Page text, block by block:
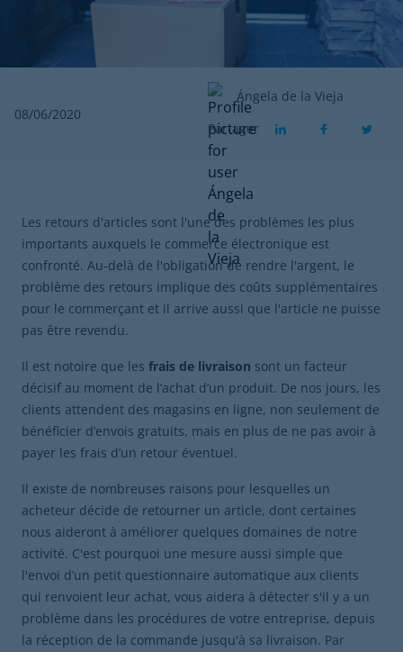
08/06/2020
Ángela de la Vieja
Partager
Les retours d'articles sont l'une des problèmes les plus
importants auxquels le commerce électronique est
confronté. Au-delà de l'obligation de rendre l'argent, le
problème des retours implique des coûts supplémentaires
pour le commerçant et il arrive aussi que l'article ne puisse
pas être revendu.
Il est notoire que les frais de livraison sont un facteur
décisif au moment de l’achat d’un produit. De nos jours, les
clients attendent des magasins en ligne, non seulement de
bénéficier d’envois gratuits, mais en plus de ne pas avoir à
payer les frais d’un retour éventuel.
Il existe de nombreuses raisons pour lesquelles un
acheteur décide de retourner un article, dont certaines
nous aideront à améliorer quelques domaines de notre
activité. C'est pourquoi une mesure aussi simple que
l'envoi d’un petit questionnaire automatique aux clients
qui renvoient leur achat, vous aidera à détecter s'il y a un
problème dans les procédures de votre entreprise, depuis
la réception de la commande jusqu'à sa livraison. Par